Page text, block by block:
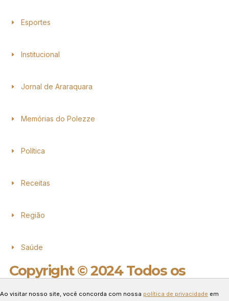
Esportes
Institucional
Jornal de Araraquara
Memórias do Polezze
Política
Receitas
Região
Saúde
Copyright © 2024 Todos os
Ao visitar nosso site, você concorda com nossa política de privacidade em